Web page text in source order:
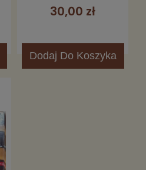
30,00 zł
Dodaj Do Koszyka